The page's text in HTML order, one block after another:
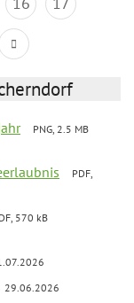
PNG, 2.5 MB
PDF,
570 kB
29.06.2026